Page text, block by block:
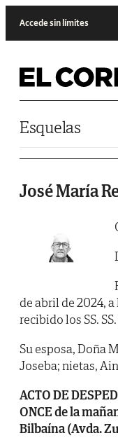
Accede sin límites
Esquelas
José María
de abril de 2024,
recibido los SS. SS.
Su esposa, Doña
Joseba; nietas,
ACTO DE
ONCE de la
Bilbaína (Avda.